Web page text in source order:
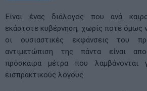
Είναι ένας διάλογος που ανά
εκάστοτε κυβέρνηση, χωρίς ποτέ όμως
οι ουσιαστικές εκφάνσεις του
αντιμετώπιση της πάντα είναι
πρόσκαιρα μέτρα που λαμβάνονται
εισπρακτικούς λόγους.